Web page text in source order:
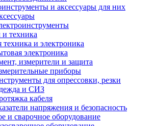
и аксессуары для них
техника
техника и электроника
электроника
измерители и защита
приборы
для опрессовки, резки
и СИЗ
кабеля
напряжения и безопасность
и сварочное оборудование